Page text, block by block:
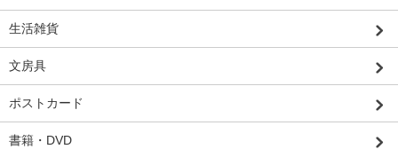
生活雑貨
文房具
ポストカード
書籍・DVD